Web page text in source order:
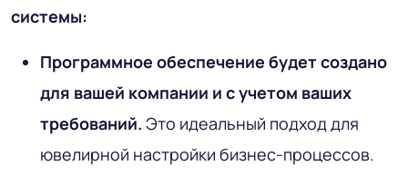
системы:
Программное обеспечение будет создано
для вашей компании и с учетом ваших
требований. Это идеальный подход для
ювелирной настройки бизнес-процессов.